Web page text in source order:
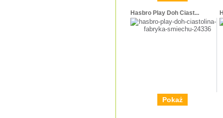
Hasbro Play Doh Ciast...
Pokaż